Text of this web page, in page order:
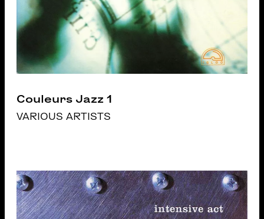
Couleurs Jazz 1
VARIOUS ARTISTS